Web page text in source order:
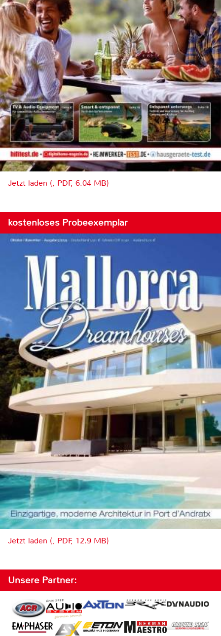
Jetzt laden (, PDF, 6.04 MB)
kostenloses Probeexemplar
Jetzt laden (, PDF, 12.9 MB)
Unsere Partner: